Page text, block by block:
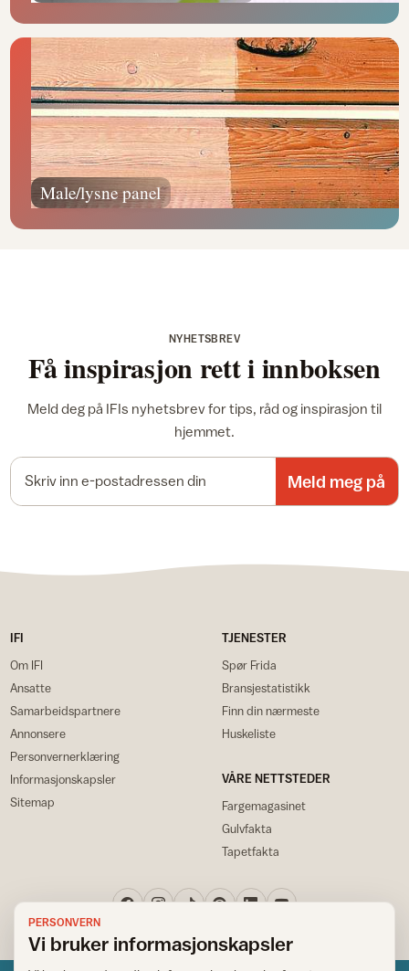
Male/lysne panel
NYHETSBREV
Få inspirasjon rett i innboksen
Meld deg på IFIs nyhetsbrev for tips, råd og inspirasjon til
hjemmet.
Meld meg på
IFI
Om IFI
Ansatte
Samarbeidspartnere
Annonsere
Personvernerklæring
Informasjonskapsler
Sitemap
TJENESTER
Spør Frida
Bransjestatistikk
Finn din nærmeste
Huskeliste
VÅRE NETTSTEDER
Fargemagasinet
Gulvfakta
Tapetfakta
PERSONVERN
Vi bruker informasjonskapsler